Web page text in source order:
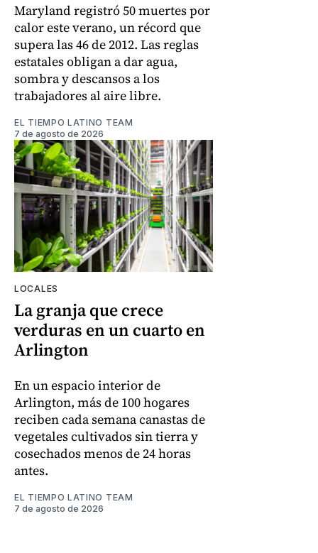
Maryland registró 50 muertes por
calor este verano, un récord que
supera las 46 de 2012. Las reglas
estatales obligan a dar agua,
sombra y descansos a los
trabajadores al aire libre.
EL TIEMPO LATINO TEAM
7 de agosto de 2026
LOCALES
La granja que crece
verduras en un cuarto en
Arlington
En un espacio interior de
Arlington, más de 100 hogares
reciben cada semana canastas de
vegetales cultivados sin tierra y
cosechados menos de 24 horas
antes.
EL TIEMPO LATINO TEAM
7 de agosto de 2026